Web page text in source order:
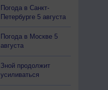
+17
+16
Погода в Санкт-
Петербурге 5 августа
Погода в Москве 5
августа
Зной продолжит
усиливаться